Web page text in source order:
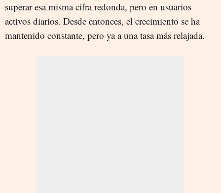
superar esa misma cifra redonda, pero en usuarios
activos diarios. Desde entonces, el crecimiento se ha
mantenido constante, pero ya a una tasa más relajada.